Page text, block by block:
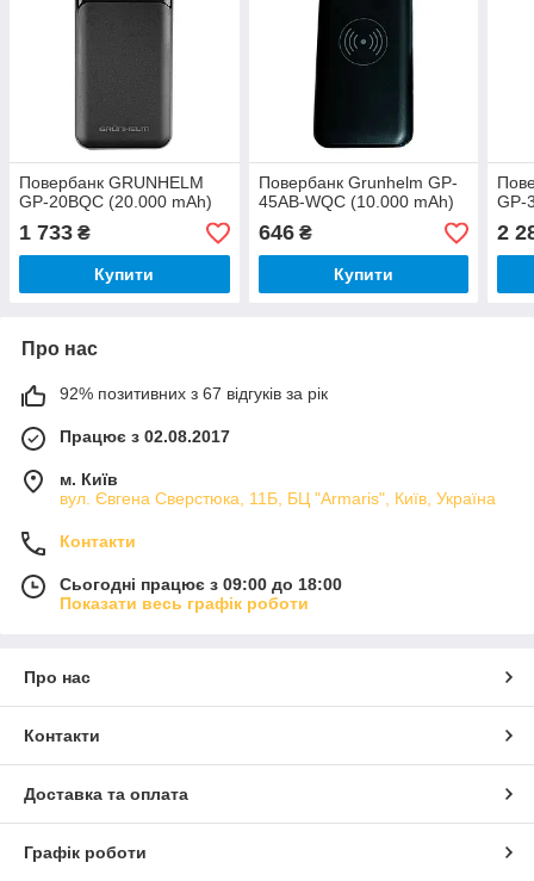
Повербанк GRUNHELM
GP-20BQC (20.000 mAh)
1 733 ₴
Купити
Повербанк Grunhelm GP-
45AB-WQC (10.000 mAh)
646₴
Купити
GP-
2
Про нас
92% позитивних з 67 відгуків за рік
Працює з 02.08.2017
м. Київ
вул. Євгена Сверстюка, 11Б, БЦ "Armaris", Київ, Україна
Контакти
Сьогодні працює з 09:00 до 18:00
Показати весь графік роботи
Про нас
Контакти
Доставка та оплата
Графік роботи